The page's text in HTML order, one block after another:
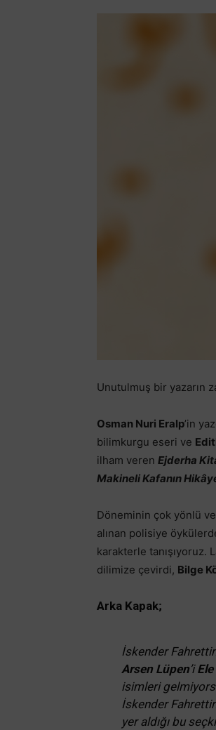
Unutulmuş bir yazarın
Osman Nuri Eralp’in
bilimkurgu eseri ve
ilham veren Ejderha
Makineli Kafanın
Döneminin çok yönlü
alınan polisiye
karakterle tanışıyoruz.
dilimize çevirdi, Bilge
Arka Kapak;
İskender
Arsen Lüpen’i
isimleri
İskender
yer aldığı bu